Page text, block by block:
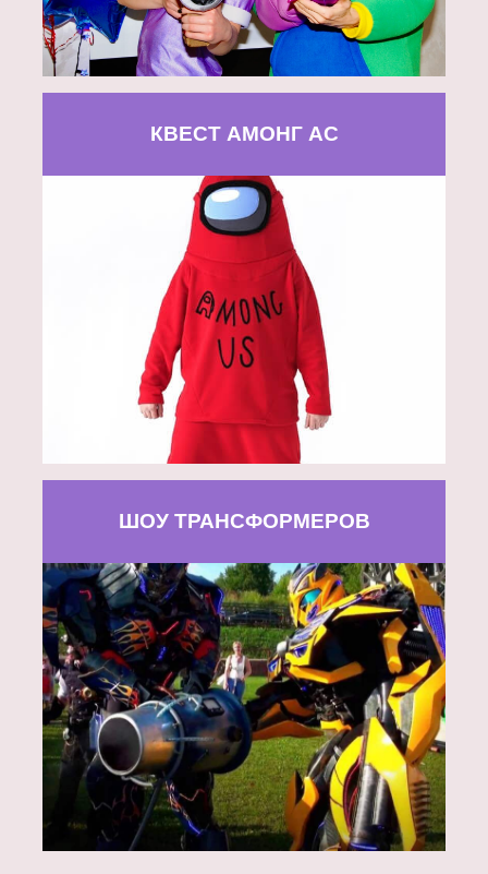
КВЕСТ АМОНГ АС
ШОУ ТРАНСФОРМЕРОВ